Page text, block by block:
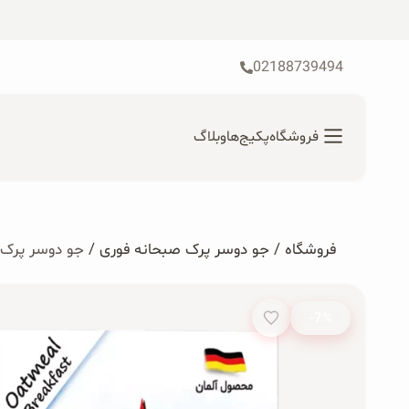
02188739494
فروشگاهپکیج‌هاوبلاگ
جستجوی
محصولات جو دوسر
شیرین کننده های طبیعی
فروشگاه / جو دوسر پرک صبحانه فوری / جو دوسر پرک